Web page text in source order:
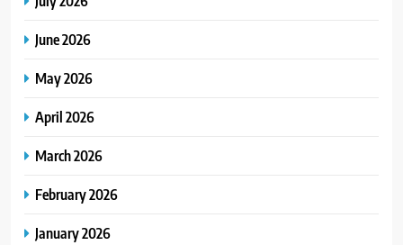
June 2026
May 2026
April 2026
March 2026
February 2026
January 2026